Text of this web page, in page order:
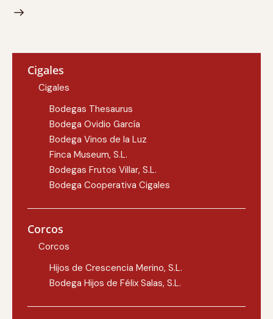
Cigales
Cigales
Bodegas Thesaurus
Bodega Ovidio García
Bodega Vinos de la Luz
Finca Museum, S.L.
Bodegas Frutos Villar, S.L.
Bodega Cooperativa Cigales
Corcos
Corcos
Hijos de Crescencia Merino, S.L.
Bodega Hijos de Félix Salas, S.L.